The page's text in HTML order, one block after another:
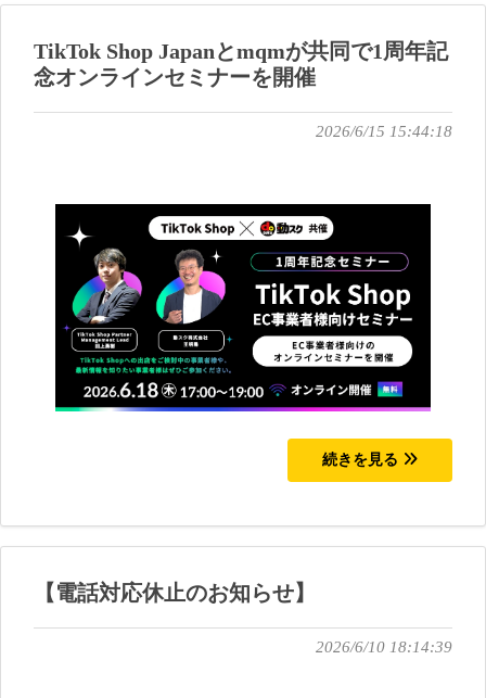
TikTok Shop Japanとmqmが共同で1周年記
念オンラインセミナーを開催
2026/6/15 15:44:18
続きを見る
【電話対応休止のお知らせ】
2026/6/10 18:14:39